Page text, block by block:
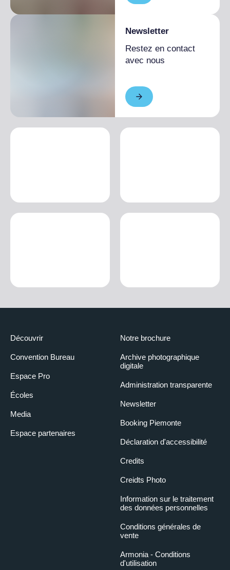
Newsletter
Restez en contact
avec nous
Découvrir
Convention Bureau
Espace Pro
Écoles
Media
Espace partenaires
Notre brochure
Archive photographique
digitale
Administration transparente
Newsletter
Booking Piemonte
Déclaration d'accessibilité
Credits
Creidts Photo
Information sur le traitement
des données personnelles
Conditions générales de
vente
Armonia - Conditions
d'utilisation